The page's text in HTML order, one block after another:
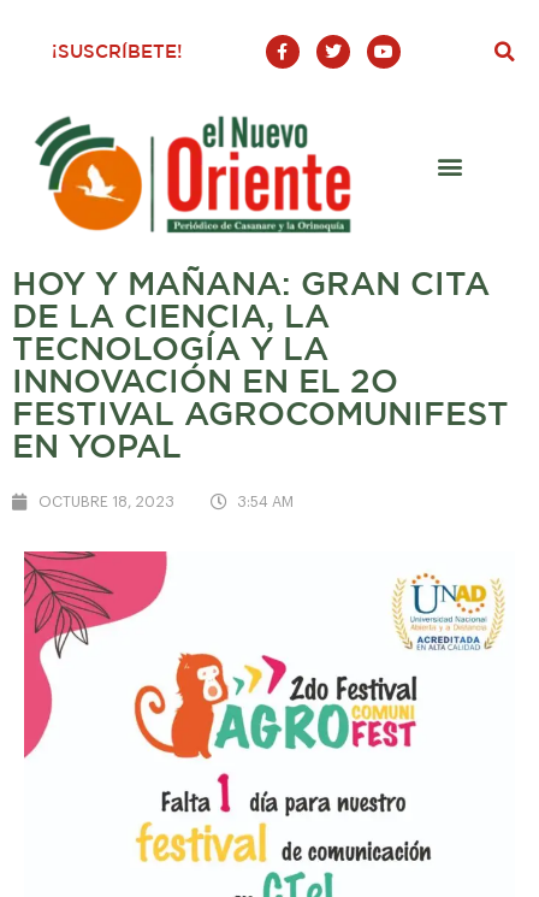
¡SUSCRÍBETE!
F
a
c
o
o
-
T
w
i
Y
o
u
HOY Y MAÑANA: GRAN CITA
DE LA CIENCIA, LA
TECNOLOGÍA Y LA
INNOVACIÓN EN EL 2O
FESTIVAL AGROCOMUNIFEST
EN YOPAL
OCTUBRE 18, 2023 3:54 AM